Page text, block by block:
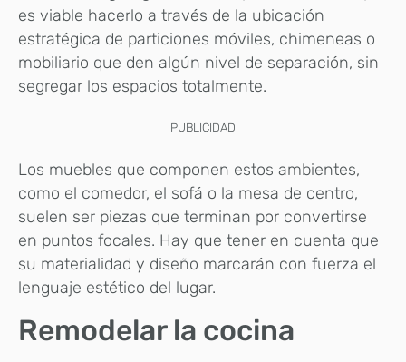
es viable hacerlo a través de la ubicación
estratégica de particiones móviles, chimeneas o
mobiliario que den algún nivel de separación, sin
segregar los espacios totalmente.
PUBLICIDAD
Los muebles que componen estos ambientes,
como el comedor, el sofá o la mesa de centro,
suelen ser piezas que terminan por convertirse
en puntos focales. Hay que tener en cuenta que
su materialidad y diseño marcarán con fuerza el
lenguaje estético del lugar.
Remodelar la cocina